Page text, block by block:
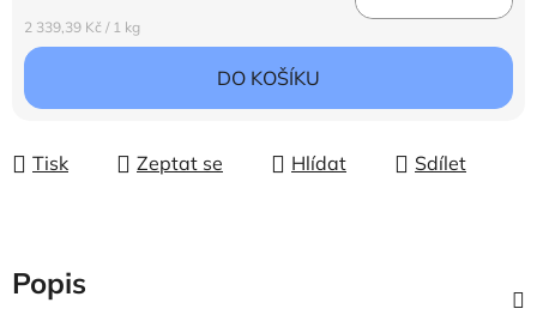
Měrná cena:
2 339,39 Kč / 1 kg
DO KOŠÍKU
Tisk Zeptat se Hlídat Sdílet
Popis